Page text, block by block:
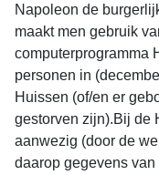
Napoleon de
maakt men gebruik
computerprogramma
personen in
Huissen (of/en er
gestorven zijn).Bij de
aanwezig (door de
daarop gegevens